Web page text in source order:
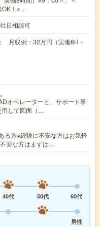
OK！※…
日相談可
月収例：32万円（実働8H・
オペレーターと、サポート事
用して図面（…
る方※経験に不安な方はお気軽
安な方はまずは…
40代 50代
60代
男性